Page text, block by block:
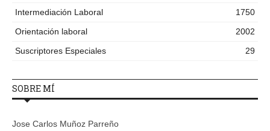
Intermediación Laboral
1750
Orientación laboral
2002
Suscriptores Especiales
29
SOBRE MÍ
Jose Carlos Muñoz Parreño